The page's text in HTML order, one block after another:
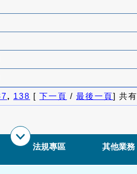
, 138 [ 下一頁 / 最後一頁] 共有
法規專區 其他業務